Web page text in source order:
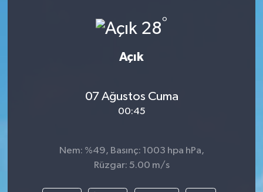
28°
Açık
07 Ağustos Cuma
00:45
Nem: %49, Basınç: 1003 hpa hPa,
Rüzgar: 5.00 m/s